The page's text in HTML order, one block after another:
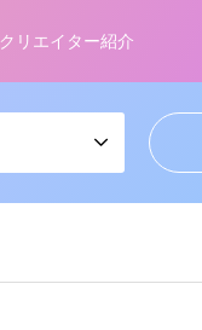
クリエイター紹介